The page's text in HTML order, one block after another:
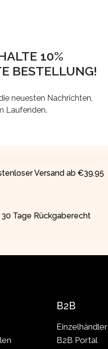
10%
BESTELLUNG!
neuesten Nachrichten,
Laufenden.
Versand ab €39,95
30 Tage Rückgaberecht
B2B
Einzelhändler
B2B Portal